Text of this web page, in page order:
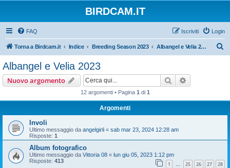
BIRDCAM.IT
FAQ Login
Iscriviti
Torna a Birdcam.it Indice Breeding Season 2023 Albangel e Velia 2023
Albangel e Velia 2023
Nuovo argomento Cerca
12 argomenti • Pagina 1 di 1
Argomenti
Involi
Ultimo messaggio da angelgirli « sab mar 23, 2024 12:28 am
Risposte: 1
Album fotografico
Ultimo messaggio da Vittoria 08 « lun giu 05, 2023 1:12 pm
Risposte: 413 1 … 25 26 27 28